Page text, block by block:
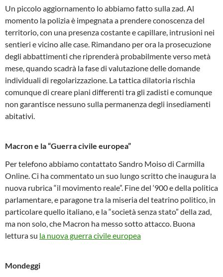
Un piccolo aggiornamento lo abbiamo fatto sulla zad. Al
momento la polizia è impegnata a prendere conoscenza del
territorio, con una presenza costante e capillare, intrusioni nei
sentieri e vicino alle case. Rimandano per ora la prosecuzione
degli abbattimenti che riprenderà probabilmente verso metà
mese, quando scadrà la fase di valutazione delle domande
individuali di regolarizzazione. La tattica dilatoria rischia
comunque di creare piani differenti tra gli zadisti e comunque
non garantisce nessuno sulla permanenza degli insediamenti
abitativi.
Macron e la “Guerra civile europea”
Per telefono abbiamo contattato Sandro Moiso di Carmilla
Online. Ci ha commentato un suo lungo scritto che inaugura la
nuova rubrica “il movimento reale”. Fine del ‘900 e della politica
parlamentare, e paragone tra la miseria del teatrino politico, in
particolare quello italiano, e la “società senza stato” della zad,
ma non solo, che Macron ha messo sotto attacco. Buona
lettura su la nuova guerra civile europea
Mondeggi